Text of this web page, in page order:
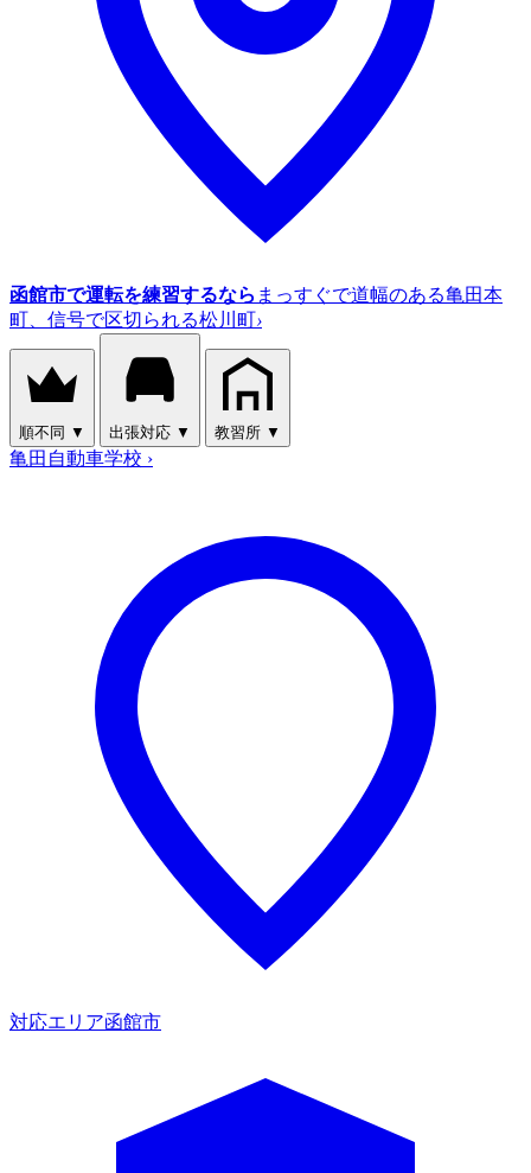
函館市で運転を練習するなら まっすぐで道幅のある亀田本
町、信号で区切られる松川町›
順不同 ▼ 出張対応 ▼ 教習所 ▼
亀田自動車学校 ›
対応エリア函館市